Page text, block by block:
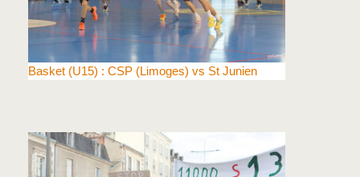
Basket (U15) : CSP (Limoges) vs St Junien